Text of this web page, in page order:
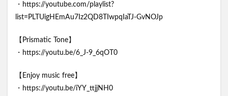
・https://youtube.com/playlist?
list=PLTUigHEmAu7Iz2QD8TIwpqIaTJ-GvNOJp
【Prismatic Tone】
・https://youtu.be/6_J-9_6qOT0
【Enjoy music free】
・https://youtu.be/iYY_ttjjNH0